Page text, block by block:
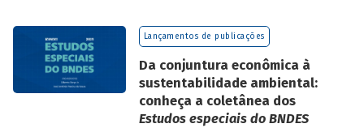
principais resultados, os impactos de sua
atuação no ano, e mostra como o BNDES
consistente e sólida, mesmo diante de
cenários desafiadores.
Lançamentos de publicações
Da conjuntura econômica à
sustentabilidade ambiental:
conheça a coletânea dos
Estudos especiais do BNDES